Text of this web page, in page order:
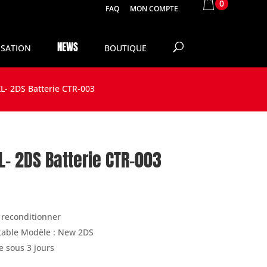
FAQ MON COMPTE 0
NEWS BOUTIQUE
2DS Batterie CTR-003
2DS Batterie CTR-003
reconditionner
Modèle : New 2DS
sous 3 jours